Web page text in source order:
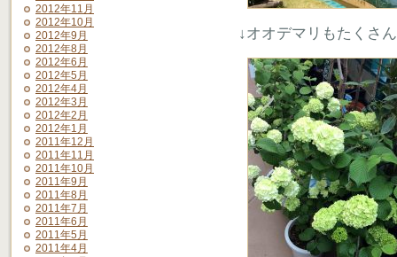
2012年11月
2012年10月
2012年9月
2012年8月
2012年6月
2012年5月
2012年4月
2012年3月
2012年2月
2012年1月
2011年12月
2011年11月
2011年10月
2011年9月
2011年8月
2011年7月
2011年6月
2011年5月
2011年4月
↓オオデマリもたくさ